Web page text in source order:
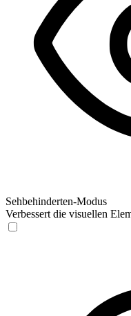
Sehbehinderten-Modus
Verbessert die visuellen